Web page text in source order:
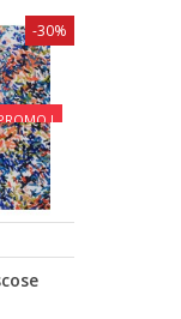
!
-30%